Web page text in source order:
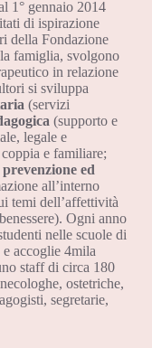
1° gennaio 2014
di ispirazione
della Fondazione
famiglia, svolgono
in relazione
si sviluppa
(servizi
(supporto e
legale e
e familiare;
prevenzione ed
all’interno
temi dell’affettività
Ogni anno
nelle scuole di
accoglie 4mila
staff di circa 180
ostetriche,
segretarie,